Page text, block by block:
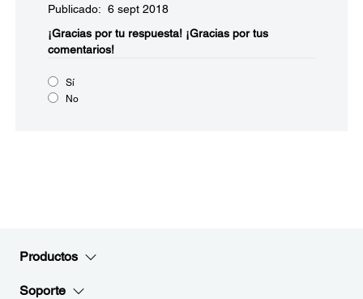
Publicado: 6 sept 2018
¡Gracias por tu respuesta! ¡Gracias por tus
comentarios!
Sí
No
Productos
Soporte